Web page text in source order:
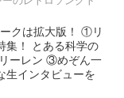
クは拡大版！ ①リ
集！ とある科学の
ーレン ③めぞん一
インタビューを